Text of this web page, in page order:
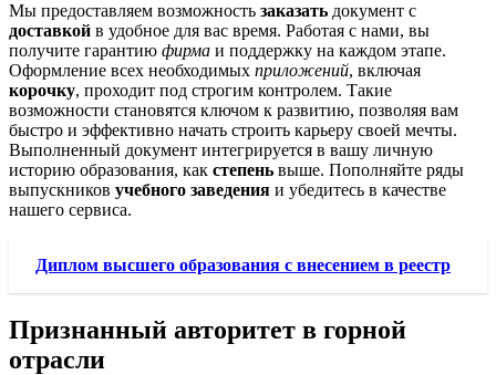
Мы предоставляем возможность заказать документ с
доставкой в удобное для вас время. Работая с нами, вы
получите гарантию фирма и поддержку на каждом этапе.
Оформление всех необходимых приложений, включая
корочку, проходит под строгим контролем. Такие
возможности становятся ключом к развитию, позволяя вам
быстро и эффективно начать строить карьеру своей мечты.
Выполненный документ интегрируется в вашу личную
историю образования, как степень выше. Пополняйте ряды
выпускников учебного заведения и убедитесь в качестве
нашего сервиса.
Диплом высшего образования с внесением в реестр
Признанный авторитет в горной
отрасли